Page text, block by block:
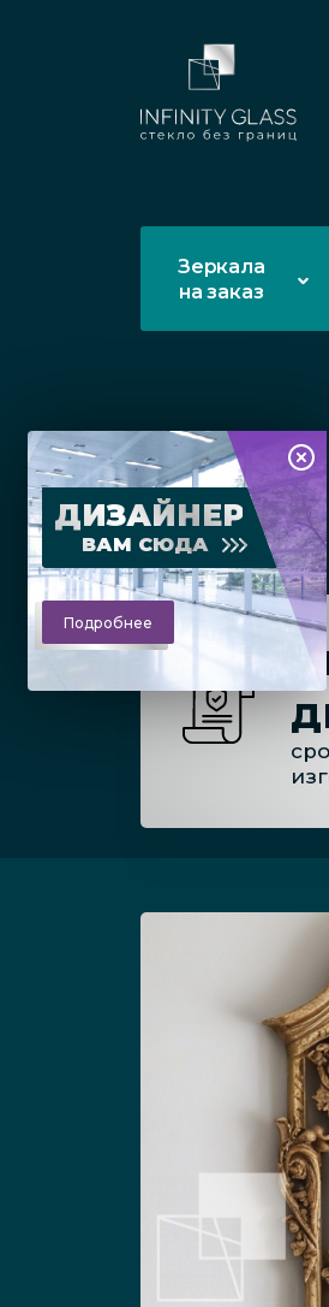
Зеркала
на заказ
ДИЗАЙНЕР
ВАМ СЮДА
Подробнее